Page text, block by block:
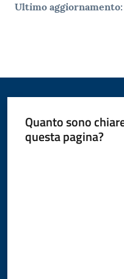
Ultimo aggiornamento:
Quanto sono
questa pagina?